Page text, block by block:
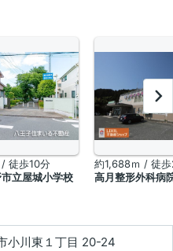
徒歩10分
立屋城小学校
約1,688ｍ / 徒
高月整形外科病
小川東１丁目 20-24